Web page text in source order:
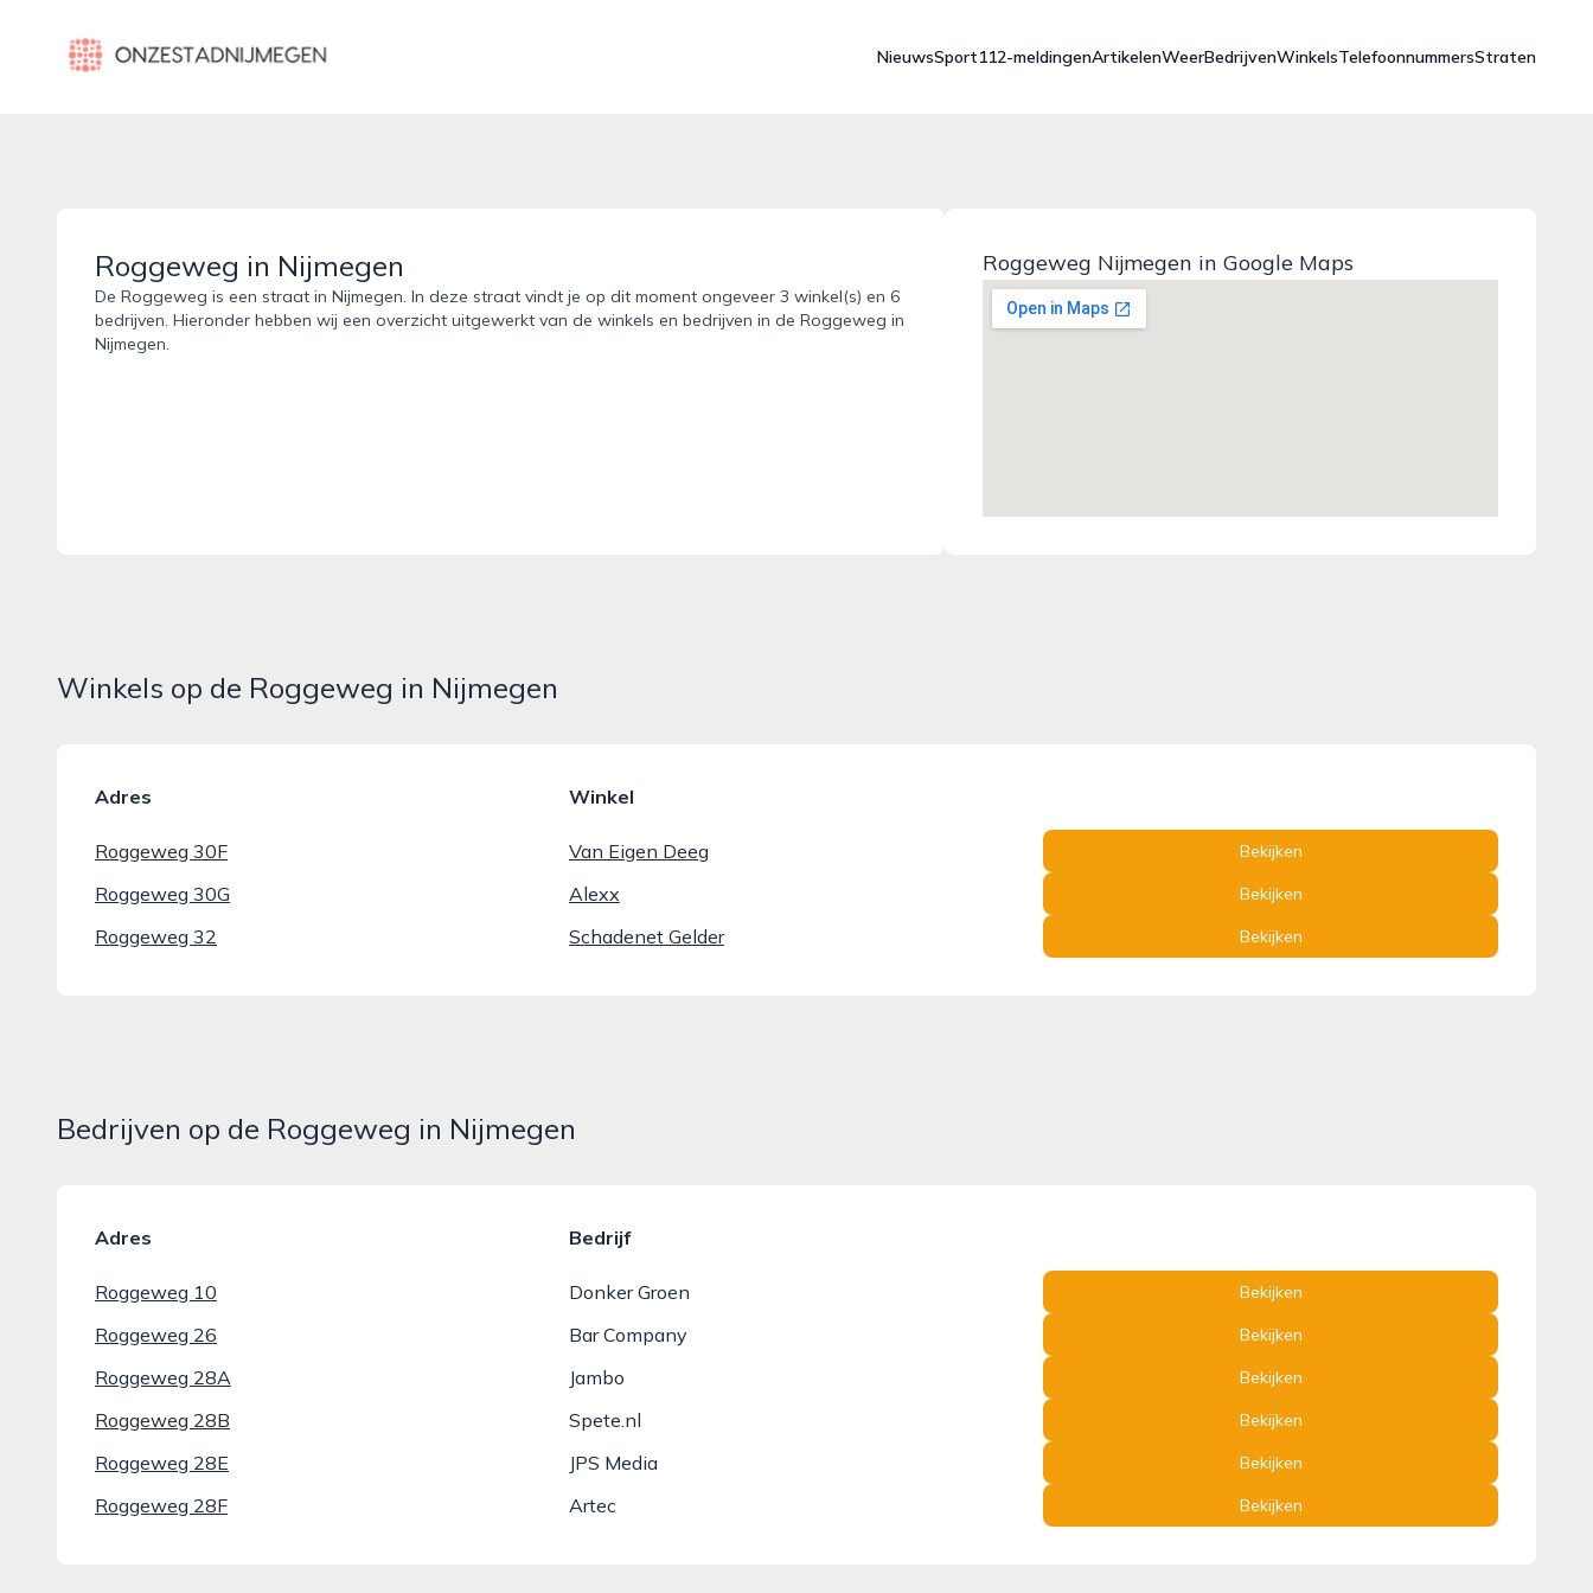
onzestadnijmegen.nl
NieuwsSport112-meldingenArtikelenWeerBedrijvenWinkelsTelefoonnummersStraten
Roggeweg in Nijmegen
De Roggeweg is een straat in Nijmegen. In deze straat vindt je op dit moment ongeveer 3 winkel(s) en 6
bedrijven. Hieronder hebben wij een overzicht uitgewerkt van de winkels en bedrijven in de Roggeweg in
Nijmegen.
Roggeweg Nijmegen in Google Maps
Winkels op de Roggeweg in Nijmegen
Adres Winkel
Roggeweg 30F Van Eigen Deeg Bekijken
Roggeweg 30G Alexx Bekijken
Roggeweg 32 Schadenet Gelder Bekijken
Bedrijven op de Roggeweg in Nijmegen
Adres Bedrijf
Roggeweg 10 Donker Groen Bekijken
Roggeweg 26 Bar Company Bekijken
Roggeweg 28A Jambo Bekijken
Roggeweg 28B Spete.nl Bekijken
Roggeweg 28E JPS Media Bekijken
Roggeweg 28F Artec Bekijken